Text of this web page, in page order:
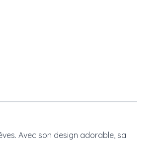
Avec son design adorable, sa